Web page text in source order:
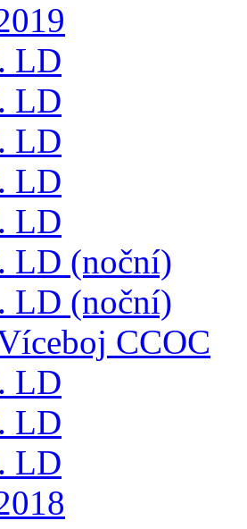
LD
LD
LD
LD
LD
LD (noční)
LD (noční)
CCOC
LD
LD
LD